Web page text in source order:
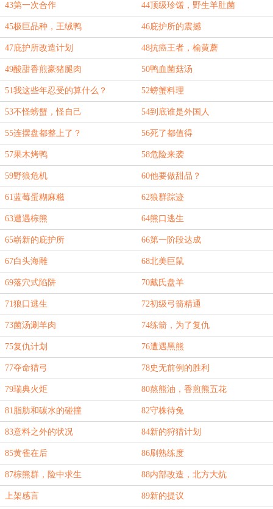
43第一次合作 44顶级珍馐，野生羊肚菌
45极巨品种，王绒鸭 46庇护所的震撼
47庇护所改造计划 48抗癌王者，榆黄蘑
49酸甜香煎豪猪腿肉 50鸭血菌菇汤
51我这些年忍受的算什么？ 52螃蟹料理
53不怪螃蟹，怪自己 54到底谁是外国人
55连摆盘都整上了？ 56死了都值得
57果木烤鸭 58危险来袭
59野狼危机 60他要做甜品？
61蓝莓蛋糊麻糍 62狼群踪迹
63遭遇棕熊 64熊口逃生
65崭新的庇护所 66第一阶段达成
67白头海雕 68北美巨鼠
69落穴式陷阱 70戴氏盘羊
71狼口逃生 72初级弓箭精通
73菌汤涮羊肉 74练箭，为了复仇
75复仇计划 76遭遇黑熊
77夺命猎弓 78史无前例的胜利
79瑞典火炬 80熬熊油，香煎熊五花
81脂肪和碳水的碰撞 82守株待兔
83意料之外的状况 84新的狩猎计划
85黄雀在后 86刷熟练度
87棕熊群，险中求生 88内部改造，北方大炕
上架感言 89新的提议